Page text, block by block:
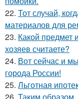
22. Тот случай,
материалов для
23. Какой предмет
хозяев считаете?
24. Вот сейчас и
города России!
25. Льготная
26. Таким образом,